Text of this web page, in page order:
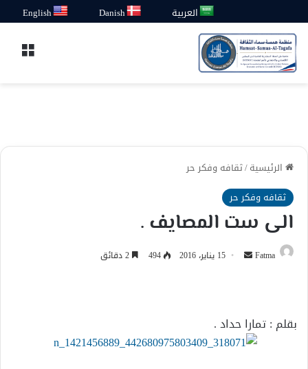
العربية Danish
English
الرئيسية/ثقافه وفكر حر
ثقافه وفكر حر
الى ست المصايف .
Fatma
أرسل 15 يناير، 2016 494
بقلم : تمارا حداد .